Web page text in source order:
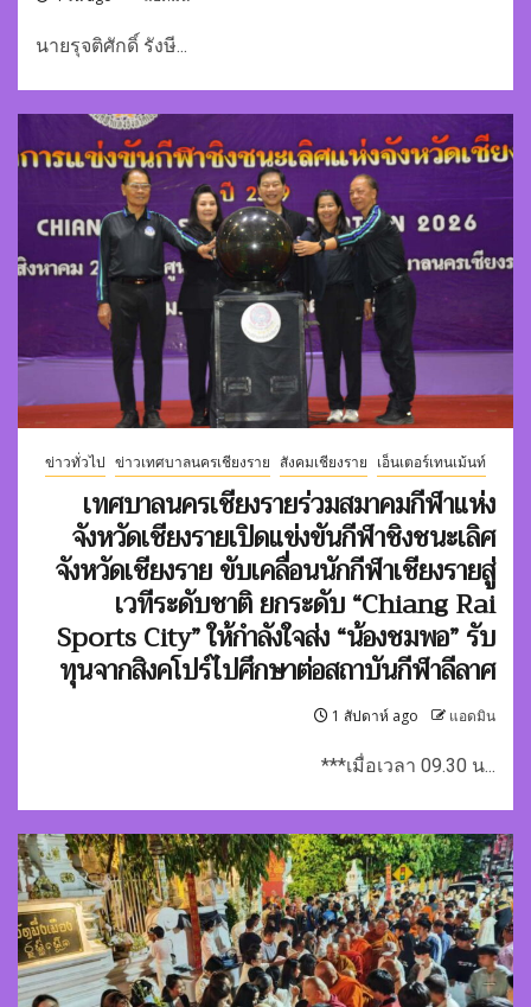
นายรุจติศักดิ์ รังษี...
ข่าวทั่วไป ข่าวเทศบาลนครเชียงราย สังคมเชียงราย เอ็นเตอร์เทนเม้นท์
เทศบาลนครเชียงรายร่วมสมาคมกีฬาแห่ง
จังหวัดเชียงรายเปิดแข่งขันกีฬาชิงชนะเลิศ
จังหวัดเชียงราย ขับเคลื่อนนักกีฬาเชียงรายสู่
เวทีระดับชาติ ยกระดับ “Chiang Rai
Sports City” ให้กำลังใจส่ง “น้องชมพอ” รับ
ทุนจากสิงคโปร์ไปศึกษาต่อสถาบันกีฬาลีลาศ
1 สัปดาห์ ago แอดมิน
***เมื่อเวลา 09.30 น...